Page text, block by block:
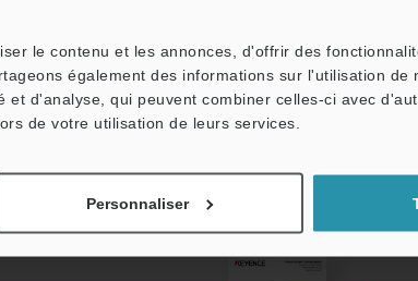
le contenu et les annonces, d'offrir des
également des informations sur l'utilisation de
et d'analyse, qui peuvent combiner celles-ci avec
de votre utilisation de leurs services.
Personnaliser